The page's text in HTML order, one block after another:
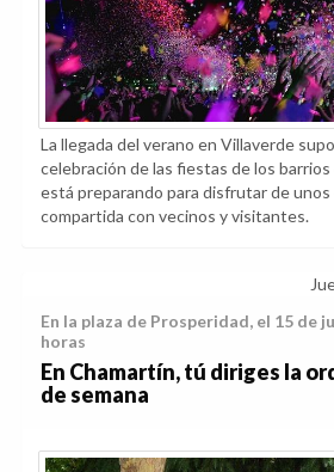
La llegada del verano en Villaverde
celebración de las fiestas de los
está preparando para disfrutar de unos
compartida con vecinos y visitantes.
En la plaza de Prosperidad, el 15 de
horas
En Chamartín, tú diriges la
de semana